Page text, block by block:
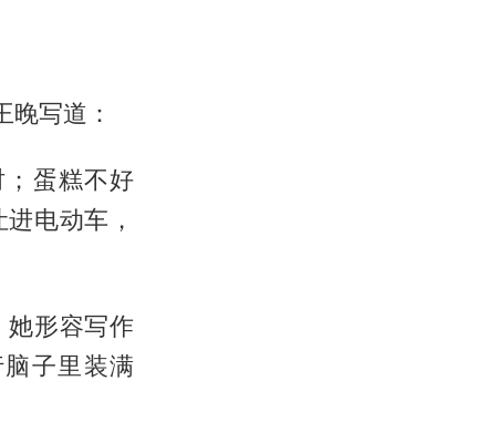
写道：
蛋糕不好
电动车，
她形容写作
子里装满